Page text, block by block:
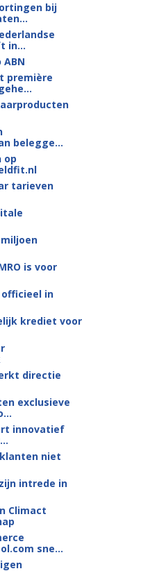
bij
in...
première
belegge...
op
tarieven
is voor
in
krediet voor
directie
exclusieve
innovatief
niet
intrede in
Climact
sne...